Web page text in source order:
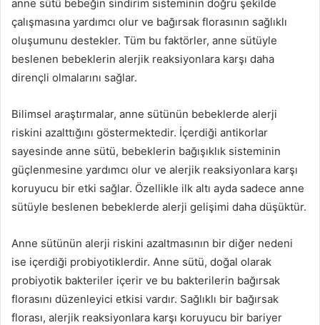
anne sütü bebeğin sindirim sisteminin doğru şekilde
çalışmasına yardımcı olur ve bağırsak florasının sağlıklı
oluşumunu destekler. Tüm bu faktörler, anne sütüyle
beslenen bebeklerin alerjik reaksiyonlara karşı daha
dirençli olmalarını sağlar.
Bilimsel araştırmalar, anne sütünün bebeklerde alerji
riskini azalttığını göstermektedir. İçerdiği antikorlar
sayesinde anne sütü, bebeklerin bağışıklık sisteminin
güçlenmesine yardımcı olur ve alerjik reaksiyonlara karşı
koruyucu bir etki sağlar. Özellikle ilk altı ayda sadece anne
sütüyle beslenen bebeklerde alerji gelişimi daha düşüktür.
Anne sütünün alerji riskini azaltmasının bir diğer nedeni
ise içerdiği probiyotiklerdir. Anne sütü, doğal olarak
probiyotik bakteriler içerir ve bu bakterilerin bağırsak
florasını düzenleyici etkisi vardır. Sağlıklı bir bağırsak
florası, alerjik reaksiyonlara karşı koruyucu bir bariyer